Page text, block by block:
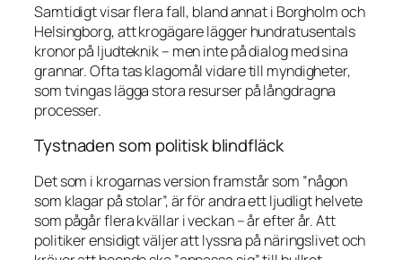
Samtidigt visar flera fall, bland annat i Borgholm och
Helsingborg, att krogägare lägger hundratusentals
kronor på ljudteknik – men inte på dialog med sina
grannar. Ofta tas klagomål vidare till myndigheter,
som tvingas lägga stora resurser på långdragna
processer.
Tystnaden som politisk blindfläck
Det som i krogarnas version framstår som ”någon
som klagar på stolar”, är för andra ett ljudligt helvete
som pågår flera kvällar i veckan – år efter år. Att
politiker ensidigt väljer att lyssna på näringslivet och